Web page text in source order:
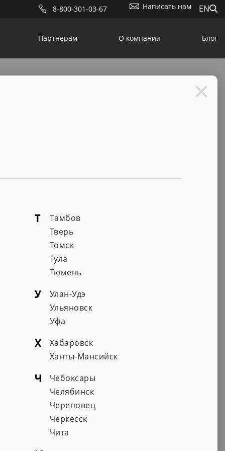
8-800-301-03-67 Написать нам EN
Партнерам О компании Блог
Т
Тамбов
Тверь
Томск
Тула
Тюмень
У
Улан-Удэ
Ульяновск
Уфа
Х
Хабаровск
Ханты-Мансийск
Ч
Чебоксары
Челябинск
Череповец
Черкесск
Чита